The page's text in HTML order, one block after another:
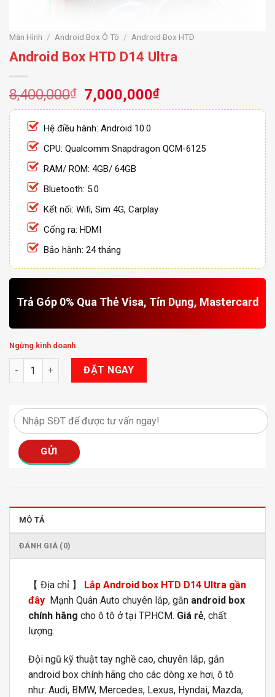
Màn Hình / Android Box Ô Tô / Android Box HTD
Android Box HTD D14 Ultra
8,400,000₫
Giá
gốc
là:
7,000,000₫Giá
hiện
7,000,000₫.
Hệ điều hành: Android 10.0
CPU: Qualcomm Snapdragon QCM-6125
RAM/ ROM: 4GB/ 64GB
Bluetooth: 5.0
Kết nối: Wifi, Sim 4G, Carplay
Cổng ra: HDMI
Bảo hành: 24 tháng
Trả Góp 0% Qua Thẻ Visa, Tín Dụng, Mastercard
Ngừng kinh doanh
Android Box HTD D14 Ultra số lượng
ĐẶT NGAY
MÔ TẢ
ĐÁNH GIÁ (0)
【 Địa chỉ 】
Lắp Android box HTD D14 Ultra gần
đây ️ Mạnh Quân Auto chuyên lắp, gắn android box
chính hãng cho ô tô ở tại TP.HCM. Giá rẻ, chất
lượng.
Đội ngũ kỹ thuật tay nghề cao, chuyên lắp, gắn
android box chính hãng cho các dòng xe hơi, ô tô
như: Audi, BMW, Mercedes, Lexus, Hyndai, Mazda,